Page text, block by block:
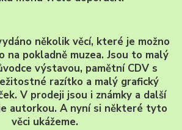
několik věcí, které je možno
na pokladně muzea. Jsou to malý
výstavou, pamětní CDV s
razítko a malý grafický
V prodeji jsou i známky a další
autorkou. A nyní si některé tyto
věci ukážeme.